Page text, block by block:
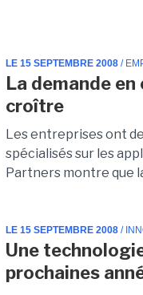
LE 15 SEPTEMBRE 2008 /
La demande
croître
Les entreprises ont
spécialisés sur les
Partners montre que
LE 15 SEPTEMBRE 2008 /
Une
prochaines